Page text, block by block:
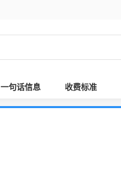
一句话信息 收费标准